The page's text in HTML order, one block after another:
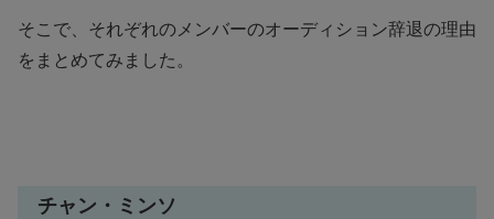
そこで、それぞれのメンバーのオーディション辞退の理由
をまとめてみました。
チャン・ミンソ